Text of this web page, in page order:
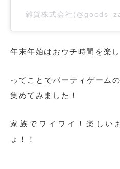
雑貨株式会社
年末年始はおウチ時間を楽し
ってことでパーティゲーム
集めてみました！
家族でワイワイ！楽しい
ょ！！